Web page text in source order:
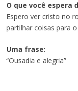
O que você espera
Espero ver cristo no
partilhar coisas para
Uma frase:
“Ousadia e alegria”